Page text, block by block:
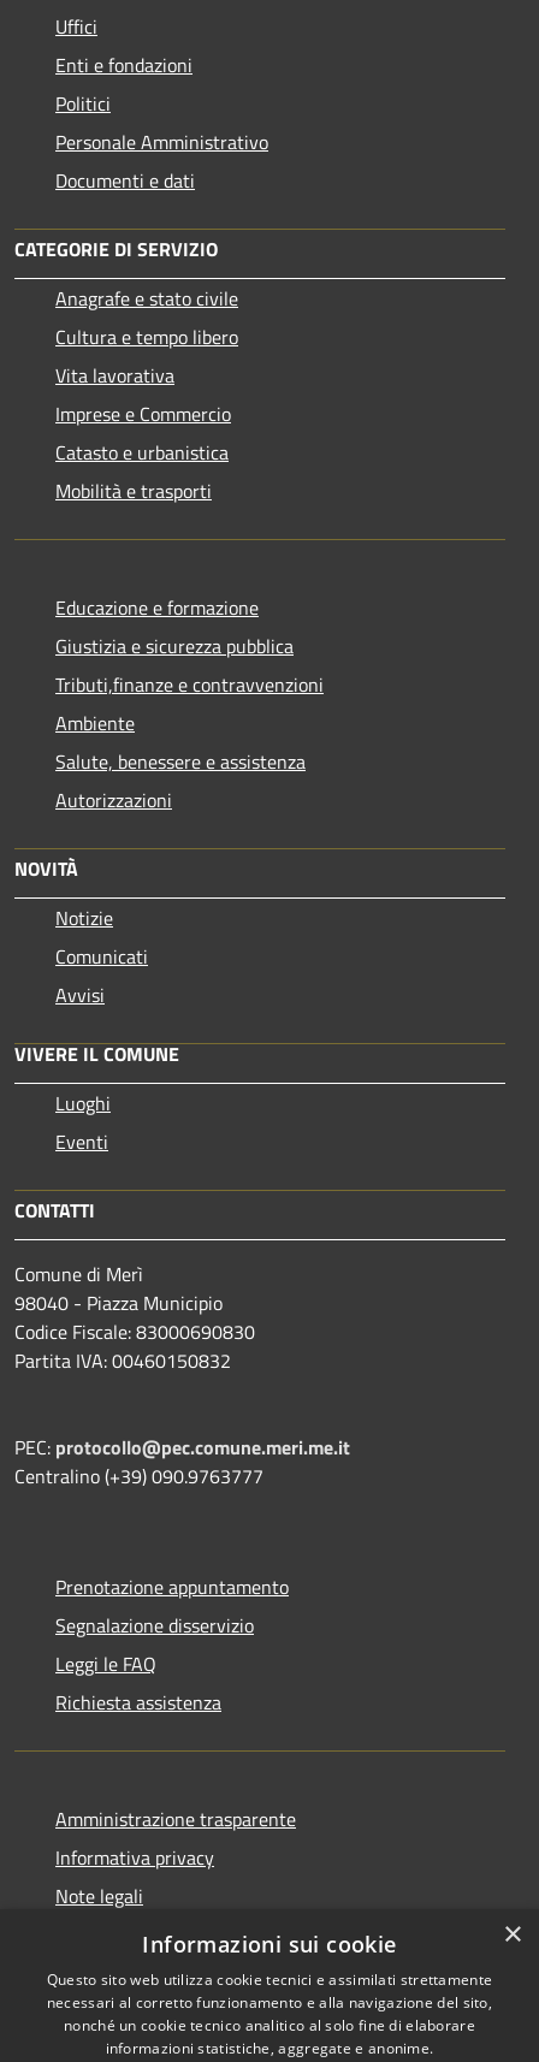
Uffici
Enti e fondazioni
Politici
Personale Amministrativo
Documenti e dati
CATEGORIE DI SERVIZIO
Anagrafe e stato civile
Cultura e tempo libero
Vita lavorativa
Imprese e Commercio
Catasto e urbanistica
Mobilità e trasporti
Educazione e formazione
Giustizia e sicurezza pubblica
Tributi,finanze e contravvenzioni
Ambiente
Salute, benessere e assistenza
Autorizzazioni
NOVITÀ
Notizie
Comunicati
Avvisi
VIVERE IL COMUNE
Luoghi
Eventi
CONTATTI
Comune di Merì
98040 - Piazza Municipio
Codice Fiscale: 83000690830
Partita IVA: 00460150832
PEC: protocollo@pec.comune.meri.me.it
Centralino (+39) 090.9763777
Prenotazione appuntamento
Segnalazione disservizio
Leggi le FAQ
Richiesta assistenza
Amministrazione trasparente
Informativa privacy
Note legali
Dichiarazione di accessibilità
Copyright © 2026 • Comune di
×
Informazioni sui cookie
Questo sito web utilizza cookie tecnici e assimilati strettamente
necessari al corretto funzionamento e alla navigazione del sito,
nonché un cookie tecnico analitico al solo fine di elaborare
informazioni statistiche, aggregate e anonime.